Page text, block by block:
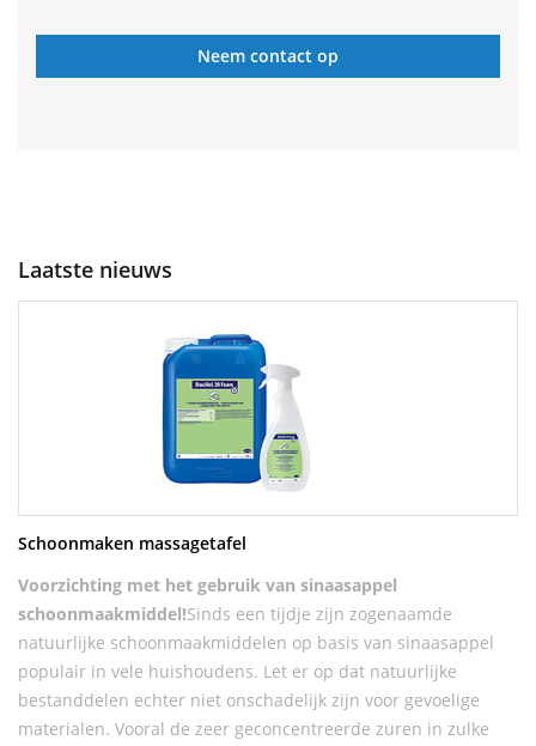
Neem contact op
Laatste nieuws
Schoonmaken massagetafel
Voorzichting met het gebruik van sinaasappel
schoonmaakmiddel!Sinds een tijdje zijn zogenaamde
natuurlijke schoonmaakmiddelen op basis van sinaasappel
populair in vele huishoudens. Let er op dat natuurlijke
bestanddelen echter niet onschadelijk zijn voor gevoelige
materialen. Vooral de zeer geconcentreerde zuren in zulke